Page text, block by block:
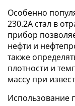
Особенно
230.2А стал в
прибор
нефти и
также
плотности и
массу при
Использование